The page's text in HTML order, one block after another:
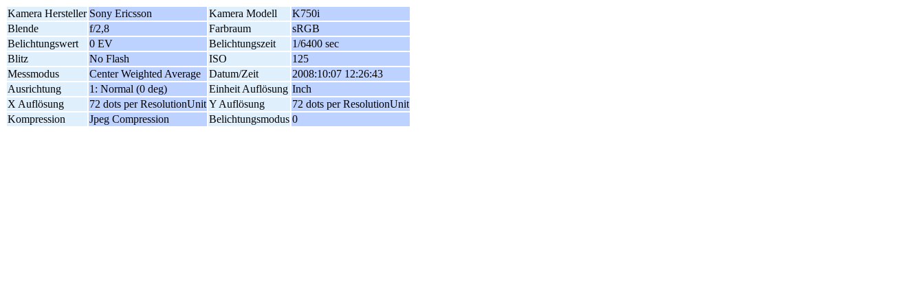
Kamera Hersteller Sony Ericsson Kamera Modell
K750i
Blende
f/2,8 Farbraum
sRGB
Belichtungswert
0 EV Belichtungszeit
1/6400 sec
Blitz
No Flash ISO
125
Messmodus
Center Weighted Average Datum/Zeit
2008:10:07 12:26:43
Ausrichtung
1: Normal (0 deg) Einheit Auflösung Inch
X Auflösung
72 dots per ResolutionUnit Y Auflösung
72 dots per ResolutionUnit
Kompression
Jpeg Compression Belichtungsmodus 0